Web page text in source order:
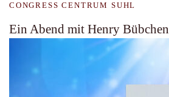
CONGRESS CENTRUM SUHL
Ein Abend mit Henry Bübchen